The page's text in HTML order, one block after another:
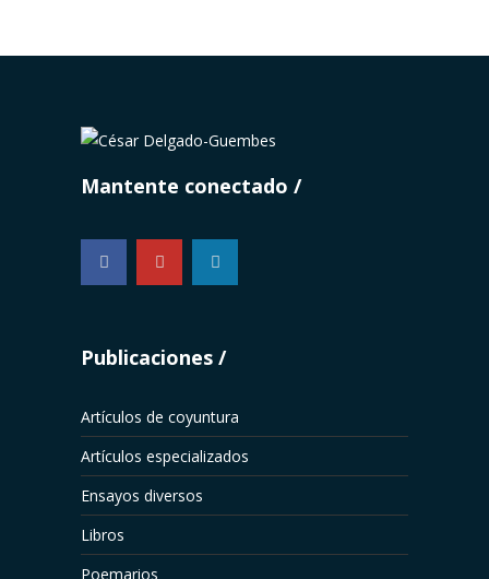
Mantente conectado
...
Publicaciones
Artículos de coyuntura
Artículos especializados
Ensayos diversos
Libros
Poemarios